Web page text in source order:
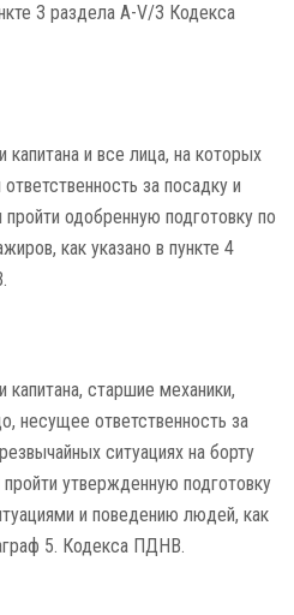
3 раздела A-V/3 Кодекса
и все лица, на которых
за посадку и
одобренную подготовку по
как указано в пункте 4
старшие механики,
несущее ответственность за
ситуациях на борту
утвержденную подготовку
и поведению людей, как
5. Кодекса ПДНВ.